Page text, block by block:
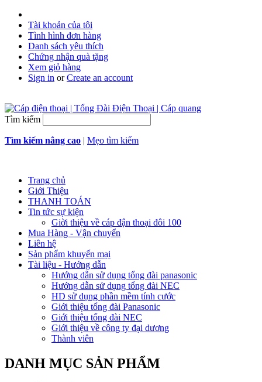
Tài khoản của tôi
Tình hình đơn hàng
Danh sách yêu thích
Chứng nhận quà tặng
Xem giỏ hàng
Sign in orCreate an account
Tìm kiếm
Tìm kiếm nâng cao | Mẹo tìm kiếm
Trang chủ
Giới Thiệu
THANH TOÁN
Tin tức sự kiện
Giời thiệu về cáp đận thoại đôi 100
Mua Hàng - Vận chuyển
Liên hệ
Sản phẩm khuyến mại
Tài liệu - Hướng dẫn
Hướng dẫn sử dụng tổng đài panasonic
Hướng dẫn sử dụng tổng đài NEC
HD sử dụng phần mềm tính cước
Giới thiệu tổng đài Panasonic
Giới thiệu tổng đài NEC
Giới thiệu về công ty đại dương
Thành viên
DANH MỤC SẢN PHẨM